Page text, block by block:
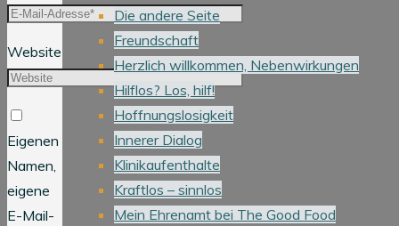
Die andere Seite
Freundschaft
Herzlich willkommen, Nebenwirkungen
Hilflos? Los, hilf!
Hoffnungslosigkeit
Innerer Dialog
Klinikaufenthalte
Kraftlos – sinnlos
Mein Ehrenamt bei The Good Food
Website
Eigenen
Namen,
eigene
E-Mail-